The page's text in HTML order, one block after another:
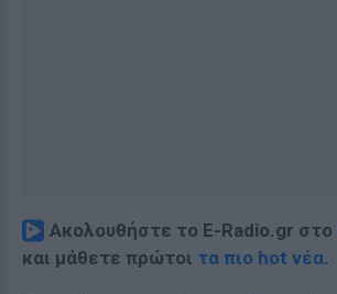
Ακολουθήστε το E-Radio.gr στο
και μάθετε πρώτοι τα πιο hot νέα.